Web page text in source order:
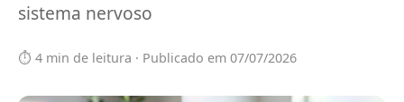
sistema nervoso
⏱️ 4 min de leitura · Publicado em 07/07/2026